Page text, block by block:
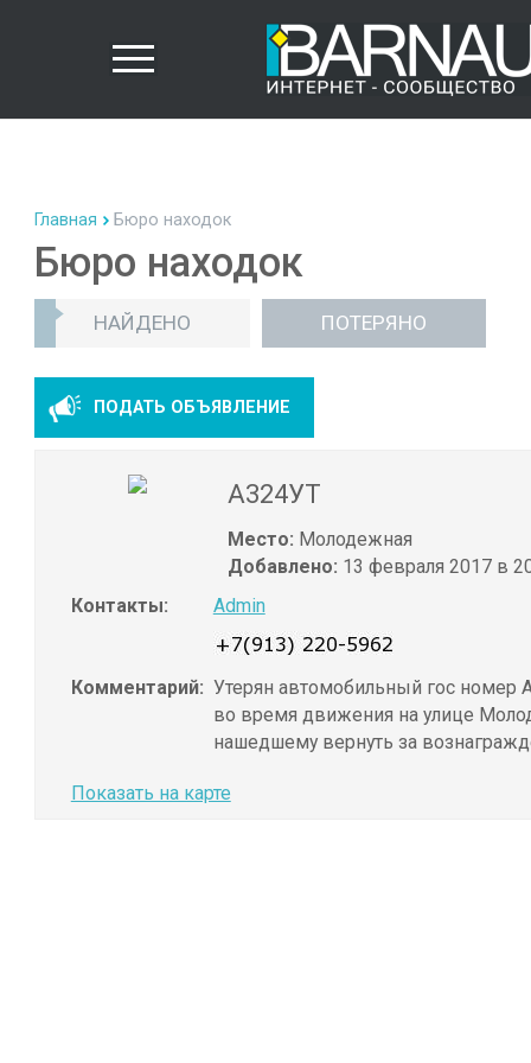
Главная Бюро находок
Бюро находок
НАЙДЕНО ПОТЕРЯНО
ПОДАТЬ ОБЪЯВЛЕНИЕ
А324УТ
Место: Молодежная
Добавлено: 13 февраля 2017 в
Контакты:
Admin
Комментарий: Утерян автомобильный гос номер
во время движения на улице
нашедшему вернуть за
Показать на карте